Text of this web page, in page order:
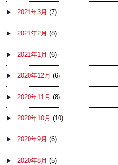
2021年3月 (7)
2021年2月 (8)
2021年1月 (6)
2020年12月 (6)
2020年11月 (8)
2020年10月 (10)
2020年9月 (6)
2020年8月 (5)